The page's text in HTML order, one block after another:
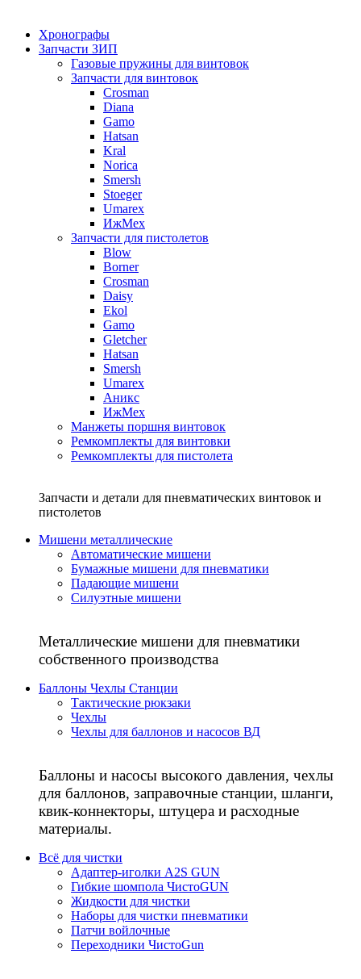
Хронографы
Запчасти ЗИП
Газовые пружины для винтовок
Запчасти для винтовок
Crosman
Diana
Gamo
Hatsan
Kral
Norica
Smersh
Stoeger
Umarex
ИжМех
Запчасти для пистолетов
Blow
Borner
Crosman
Daisy
Ekol
Gamo
Gletcher
Hatsan
Smersh
Umarex
Аникс
ИжМех
Манжеты поршня винтовок
Ремкомплекты для винтовки
Ремкомплекты для пистолета
Запчасти и детали для пневматических винтовок и
пистолетов
Мишени металлические
Автоматические мишени
Бумажные мишени для пневматики
Падающие мишени
Силуэтные мишени
Металлические мишени для пневматики
собственного производства
Баллоны Чехлы Станции
Тактические рюкзаки
Чехлы
Чехлы для баллонов и насосов ВД
Баллоны и насосы высокого давления, чехлы
для баллонов, заправочные станции, шланги,
квик-коннекторы, штуцера и расходные
материалы.
Всё для чистки
Адаптер-иголки A2S GUN
Гибкие шомпола ЧистоGUN
Жидкости для чистки
Наборы для чистки пневматики
Патчи войлочные
Переходники ЧистоGun